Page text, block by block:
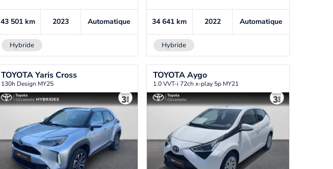
43 501 km 2023 Automatique
Hybride
34 641km 2022 Automatique
Hybride
TOYOTAYaris Cross
130h Design MY25
TOYOTAAygo
1.0 VVT-i 72ch x-play 5p MY21